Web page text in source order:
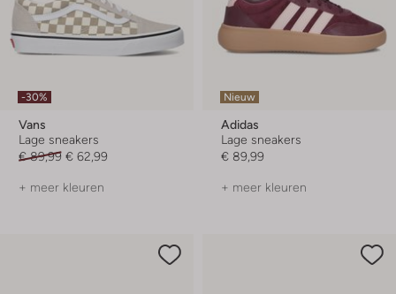
-30%
Vans
Lage sneakers
€ 89,99 € 62,99
+ meer kleuren
Nieuw
Adidas
Lage sneakers
€ 89,99
+ meer kleuren